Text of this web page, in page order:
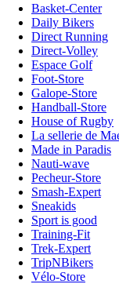
Basket-Center
Daily Bikers
Direct Running
Direct-Volley
Espace Golf
Foot-Store
Galope-Store
Handball-Store
House of Rugby
La sellerie de
Made in Paradis
Nauti-wave
Pecheur-Store
Smash-Expert
Sneakids
Sport is good
Training-Fit
Trek-Expert
TripNBikers
Vélo-Store